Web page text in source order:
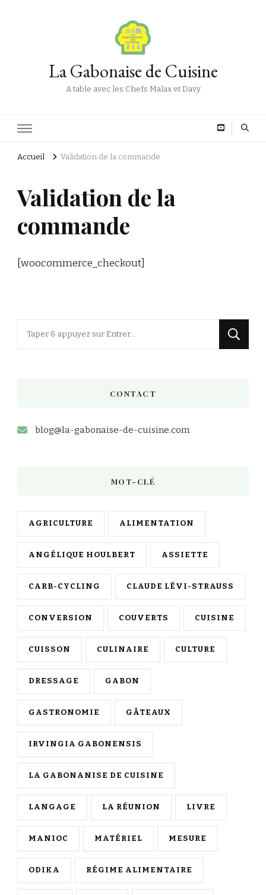
La Gabonaise de Cuisine
A table avec les Chefs Malax et Davy
Accueil Validation de la commande
Validation de la
commande
[woocommerce_checkout]
CONTACT
blog@la-gabonaise-de-cuisine.com
MOT-CLÉ
AGRICULTURE ALIMENTATION
ANGÉLIQUE HOULBERT ASSIETTE
CARB-CYCLING CLAUDE LÉVI-STRAUSS
CONVERSION COUVERTS CUISINE
CUISSON CULINAIRE CULTURE
DRESSAGE GABON
GASTRONOMIE GÂTEAUX
IRVINGIA GABONENSIS
LA GABONANISE DE CUISINE
LANGAGE LA RÉUNION LIVRE
MANIOC MATÉRIEL MESURE
ODIKA RÉGIME ALIMENTAIRE